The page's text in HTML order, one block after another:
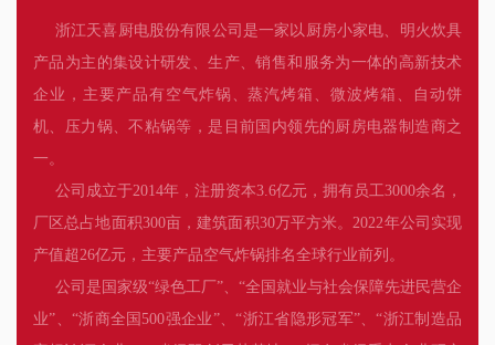
浙江天喜厨电股份有限公司是一家以厨房小家电、明火炊具
产品为主的集设计研发、生产、销售和服务为一体的高新技术
企业，主要产品有空气炸锅、蒸汽烤箱、微波烤箱、自动饼
机、压力锅、不粘锅等，是目前国内领先的厨房电器制造商之
一。
公司成立于2014年，注册资本3.6亿元，拥有员工3000余名，
厂区总占地面积300亩，建筑面积30万平方米。2022年公司实现
产值超26亿元，主要产品空气炸锅排名全球行业前列。
公司是国家级“绿色工厂”、“全国就业与社会保障先进民营企
业”、“浙商全国500强企业”、“浙江省隐形冠军”、“浙江制造品